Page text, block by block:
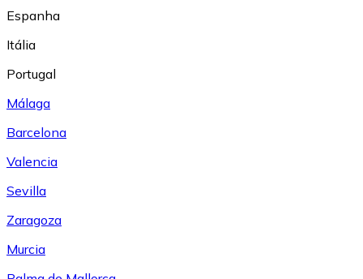
Espanha
Itália
Portugal
Málaga
Barcelona
Valencia
Sevilla
Zaragoza
Murcia